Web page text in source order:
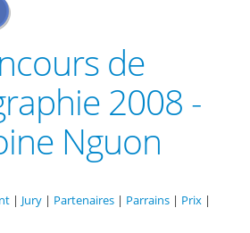
de
2008 -
Nguon
| Jury | Partenaires | Parrains | Prix |